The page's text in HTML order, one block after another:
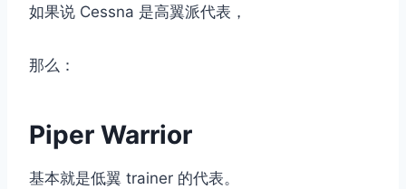
如果说 Cessna 是高翼派代表，
那么：
Piper Warrior
基本就是低翼 trainer 的代表。